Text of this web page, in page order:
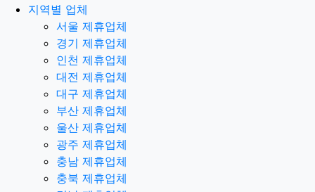
지역별 업체
서울 제휴업체
경기 제휴업체
인천 제휴업체
대전 제휴업체
대구 제휴업체
부산 제휴업체
울산 제휴업체
광주 제휴업체
충남 제휴업체
충북 제휴업체